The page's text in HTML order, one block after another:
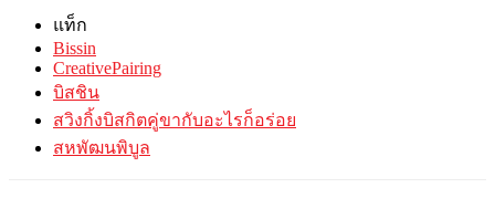
แท็ก
Bissin
CreativePairing
บิสชิน
สวิงกิ้งบิสกิตคู่ขากับอะไรก็อร่อย
สหพัฒนพิบูล